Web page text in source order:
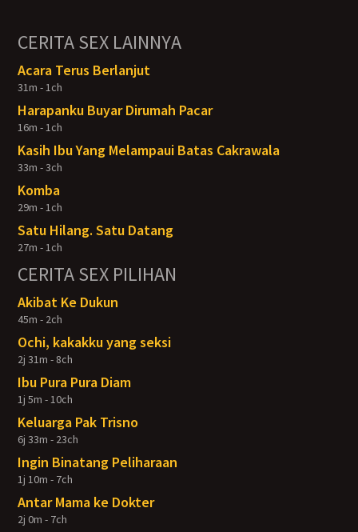
CERITA SEX LAINNYA
Acara Terus Berlanjut
31m - 1ch
Harapanku Buyar Dirumah Pacar
16m - 1ch
Kasih Ibu Yang Melampaui Batas Cakrawala
33m - 3ch
Komba
29m - 1ch
Satu Hilang. Satu Datang
27m - 1ch
CERITA SEX PILIHAN
Akibat Ke Dukun
45m - 2ch
Ochi, kakakku yang seksi
2j 31m - 8ch
Ibu Pura Pura Diam
1j 5m - 10ch
Keluarga Pak Trisno
6j 33m - 23ch
Ingin Binatang Peliharaan
1j 10m - 7ch
Antar Mama ke Dokter
2j 0m - 7ch